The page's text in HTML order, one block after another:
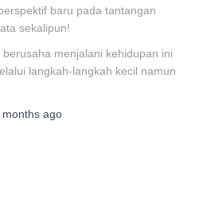
baru pada tantangan
sekalipun!
menjalani kehidupan ini
langkah-langkah kecil namun
months ago